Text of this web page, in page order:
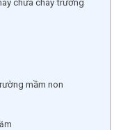
chữa cháy trường
mầm non